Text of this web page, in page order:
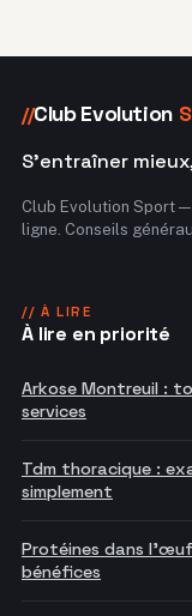
//Club Evolution
S'entraîner
Club Evolution Sport
ligne. Conseils
// À LIRE
À lire en priorité
Arkose Montreuil :
services
Tdm thoracique :
simplement
Protéines dans
bénéfices